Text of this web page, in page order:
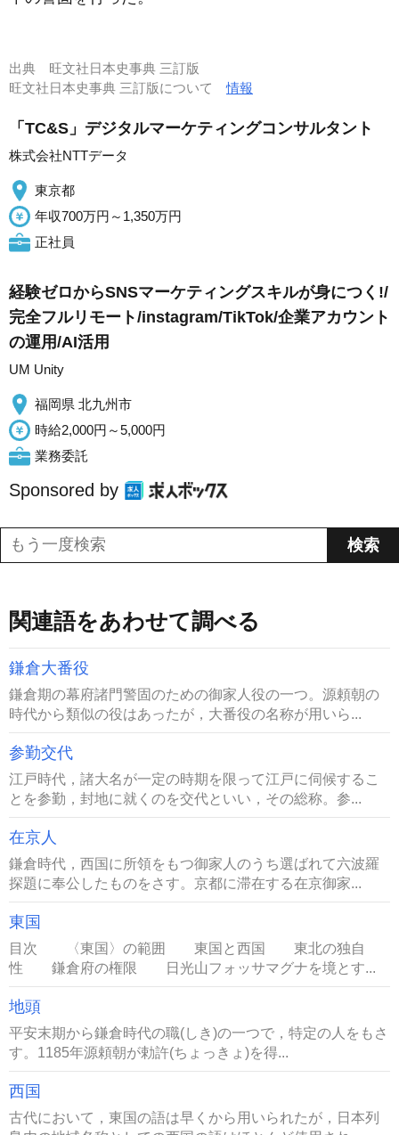
出典 旺文社日本史事典 三訂版
旺文社日本史事典 三訂版について情報
「TC&S」デジタルマーケティングコンサルタント
株式会社NTTデータ
東京都
年収700万円～1,350万円
正社員
経験ゼロからSNSマーケティングスキルが身につく!/
完全フルリモート/instagram/TikTok/企業アカウント
の運用/AI活用
UM Unity
福岡県 北九州市
時給2,000円～5,000円
業務委託
Sponsored by
関連語をあわせて調べる
鎌倉大番役
鎌倉期の幕府諸門警固のための御家人役の一つ。源頼朝の
時代から類似の役はあったが，大番役の名称が用いら...
参勤交代
江戸時代，諸大名が一定の時期を限って江戸に伺候するこ
とを参勤，封地に就くのを交代といい，その総称。参...
在京人
鎌倉時代，西国に所領をもつ御家人のうち選ばれて六波羅
探題に奉公したものをさす。京都に滞在する在京御家...
東国
目次 〈東国〉の範囲 東国と西国 東北の独自
性 鎌倉府の権限 日光山フォッサマグナを境とす...
地頭
平安末期から鎌倉時代の職(しき)の一つで，特定の人をもさ
す。1185年源頼朝が勅許(ちょっきょ)を得...
西国
古代において，東国の語は早くから用いられたが，日本列